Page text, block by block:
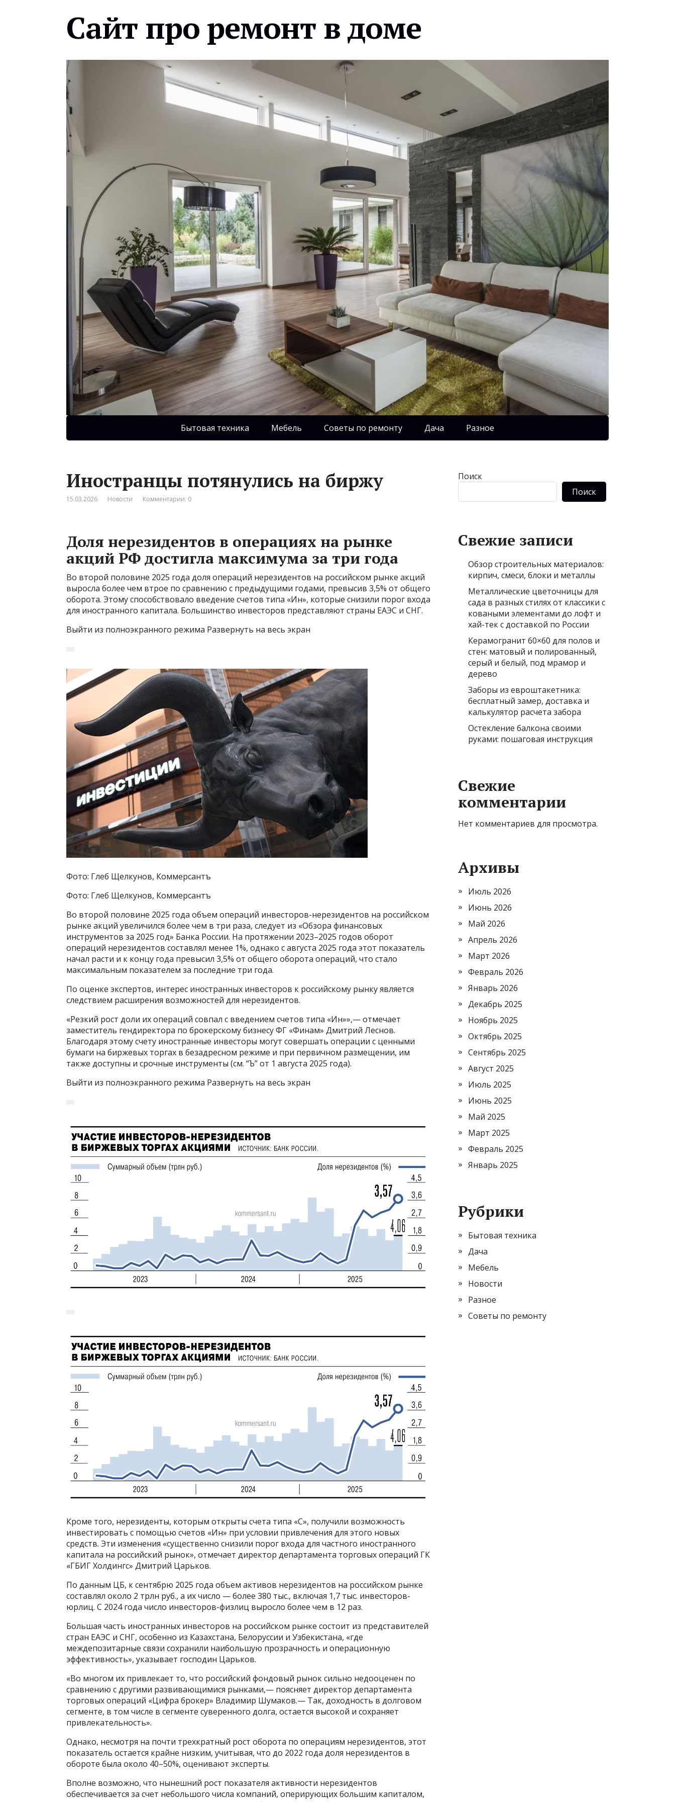
Сайт про ремонт в доме
Бытовая техника Мебель Советы по ремонту Дача Разное
Иностранцы потянулись на биржу
15.03.2026 Новости Комментарии: 0
Доля нерезидентов в операциях на рынке
акций РФ достигла максимума за три года
Во второй половине 2025 года доля операций нерезидентов на российском рынке акций
выросла более чем втрое по сравнению с предыдущими годами, превысив 3,5% от общего
оборота. Этому способствовало введение счетов типа «Ин», которые снизили порог входа
для иностранного капитала. Большинство инвесторов представляют страны ЕАЭС и СНГ.
Выйти из полноэкранного режима Развернуть на весь экран
Фото: Глеб Щелкунов, Коммерсантъ
Фото: Глеб Щелкунов, Коммерсантъ
Во второй половине 2025 года объем операций инвесторов-нерезидентов на российском
рынке акций увеличился более чем в три раза, следует из «Обзора финансовых
инструментов за 2025 год» Банка России. На протяжении 2023–2025 годов оборот
операций нерезидентов составлял менее 1%, однако с августа 2025 года этот показатель
начал расти и к концу года превысил 3,5% от общего оборота операций, что стало
максимальным показателем за последние три года.
По оценке экспертов, интерес иностранных инвесторов к российскому рынку является
следствием расширения возможностей для нерезидентов.
«Резкий рост доли их операций совпал с введением счетов типа «Ин»»,— отмечает
заместитель гендиректора по брокерскому бизнесу ФГ «Финам» Дмитрий Леснов.
Благодаря этому счету иностранные инвесторы могут совершать операции с ценными
бумаги на биржевых торгах в безадресном режиме и при первичном размещении, им
также доступны и срочные инструменты (см. “Ъ” от 1 августа 2025 года).
Выйти из полноэкранного режима Развернуть на весь экран
Кроме того, нерезиденты, которым открыты счета типа «С», получили возможность
инвестировать с помощью счетов «Ин» при условии привлечения для этого новых
средств. Эти изменения «существенно снизили порог входа для частного иностранного
капитала на российский рынок», отмечает директор департамента торговых операций ГК
«ГБИГ Холдингс» Дмитрий Царьков.
По данным ЦБ, к сентябрю 2025 года объем активов нерезидентов на российском рынке
составлял около 2 трлн руб., а их число — более 380 тыс., включая 1,7 тыс. инвесторов-
юрлиц. С 2024 года число инвесторов-физлиц выросло более чем в 12 раз.
Большая часть иностранных инвесторов на российском рынке состоит из представителей
стран ЕАЭС и СНГ, особенно из Казахстана, Белоруссии и Узбекистана, «где
междепозитарные связи сохранили наибольшую прозрачность и операционную
эффективность», указывает господин Царьков.
«Во многом их привлекает то, что российский фондовый рынок сильно недооценен по
сравнению с другими развивающимися рынками,— поясняет директор департамента
торговых операций «Цифра брокер» Владимир Шумаков.— Так, доходность в долговом
сегменте, в том числе в сегменте суверенного долга, остается высокой и сохраняет
привлекательность».
Однако, несмотря на почти трехкратный рост оборота по операциям нерезидентов, этот
показатель остается крайне низким, учитывая, что до 2022 года доля нерезидентов в
обороте была около 40–50%, оценивают эксперты.
Вполне возможно, что нынешний рост показателя активности нерезидентов
обеспечивается за счет небольшого числа компаний, оперирующих большим капиталом,
Поиск
Поиск
Свежие записи
Обзор строительных материалов:
кирпич, смеси, блоки и металлы
Металлические цветочницы для
сада в разных стилях от классики с
коваными элементами до лофт и
хай-тек с доставкой по России
Керамогранит 60×60 для полов и
стен: матовый и полированный,
серый и белый, под мрамор и
дерево
Заборы из евроштакетника:
бесплатный замер, доставка и
калькулятор расчета забора
Остекление балкона своими
руками: пошаговая инструкция
Свежие
комментарии
Нет комментариев для просмотра.
Архивы
Июль 2026
Июнь 2026
Май 2026
Апрель 2026
Март 2026
Февраль 2026
Январь 2026
Декабрь 2025
Ноябрь 2025
Октябрь 2025
Сентябрь 2025
Август 2025
Июль 2025
Июнь 2025
Май 2025
Март 2025
Февраль 2025
Январь 2025
Рубрики
Бытовая техника
Дача
Мебель
Новости
Разное
Советы по ремонту